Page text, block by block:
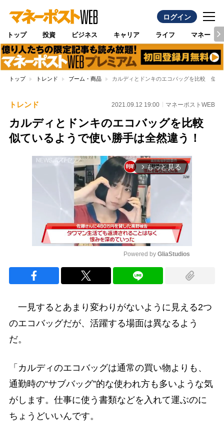
ログイン
トップ 投資 ビジネス キャリア ライフ マネー
トップ トレンド ブーム・商品 カルディとドンキのエコバッグを比較 似て
トレンド 2021.09.12 19:00 マネーポストWEB
カルディとドンキのエコバッグを比較
似ているようで使い勝手は全然違う！
arrow_forward_ios もっと見る
Powered by GliaStudios
一見するとあまり変わりがないように見える2つ
のエコバッグだが、活躍する場面は異なるよう
だ。
「カルディのエコバッグは通常の買い物よりも、
通勤時の“サブバッグ”的な使われ方も多いような気
がします。仕事に使う書類などを入れて運ぶのに
ちょうどいいんです。